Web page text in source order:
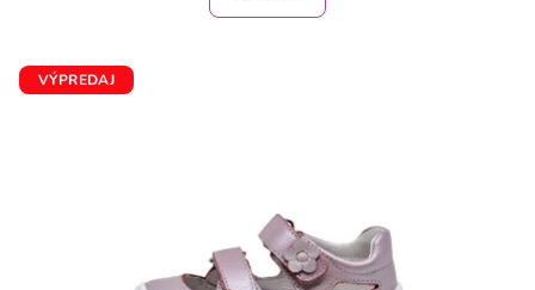
VÝPREDAJ